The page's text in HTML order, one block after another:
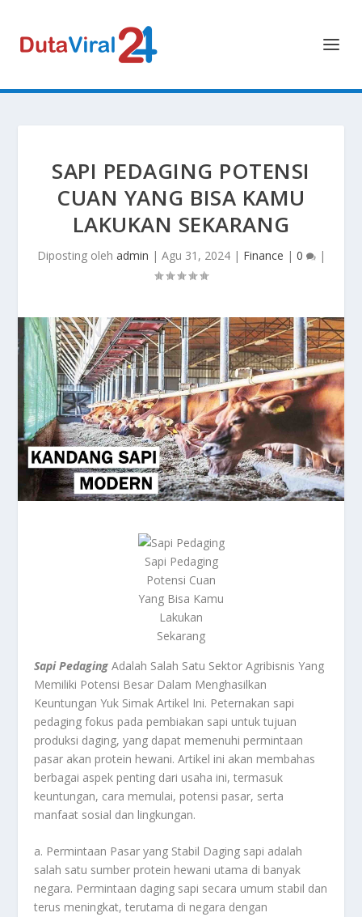
SAPI PEDAGING POTENSI
CUAN YANG BISA KAMU
LAKUKAN SEKARANG
Diposting oleh admin | Agu 31, 2024| Finance | 0 |
Sapi Pedaging
Potensi Cuan
Yang Bisa Kamu
Lakukan
Sekarang
Sapi Pedaging Adalah Salah Satu Sektor Agribisnis Yang
Memiliki Potensi Besar Dalam Menghasilkan
Keuntungan Yuk Simak Artikel Ini. Peternakan sapi
pedaging fokus pada pembiakan sapi untuk tujuan
produksi daging, yang dapat memenuhi permintaan
pasar akan protein hewani. Artikel ini akan membahas
berbagai aspek penting dari usaha ini, termasuk
keuntungan, cara memulai, potensi pasar, serta
manfaat sosial dan lingkungan.
a. Permintaan Pasar yang Stabil Daging sapi adalah
salah satu sumber protein hewani utama di banyak
negara. Permintaan daging sapi secara umum stabil dan
terus meningkat, terutama di negara dengan